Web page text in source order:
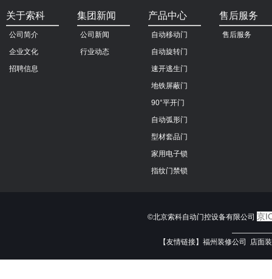
关于索科
公司简介
企业文化
招聘信息
集团新闻
公司新闻
行业动态
产品中心
自动移动门
自动旋转门
速开逃生门
地铁屏蔽门
90°平开门
自动弧形门
型材套品门
家用电子锁
指纹门禁锁
售后服务
售后服务
©北京索科自动门控设备有限公司 京
【友情链接】 福州装修公司 店面